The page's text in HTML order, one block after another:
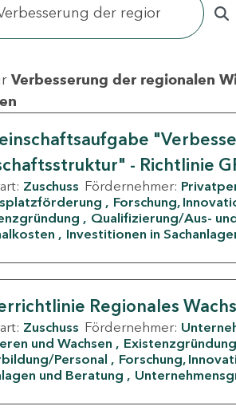
Verbesserung der regionalen
- Richtlinie
Zuschuss Fördernehmer:
Forschung,
Qualifizierung/Aus-
Investitionen in
Regionales
Zuschuss Fördernehmer:
und Wachsen
Existenzgründung
Personal
Forschung,
und Beratung